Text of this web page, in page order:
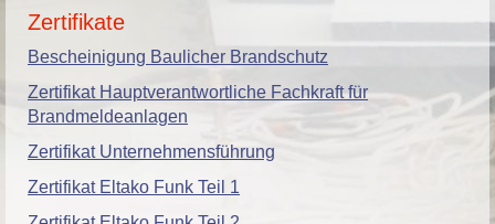
Zertifikate
Bescheinigung Baulicher Brandschutz
Zertifikat Hauptverantwortliche Fachkraft für
Brandmeldeanlagen
Zertifikat Unternehmensführung
Zertifikat Eltako Funk Teil 1